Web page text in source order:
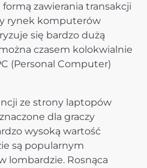
zawierania transakcji
rynek komputerów
się bardzo dużą
czasem kolokwialnie
(Personal Computer)
ze strony laptopów
dla graczy
wysoką wartość
są popularnym
lombardzie. Rosnąca